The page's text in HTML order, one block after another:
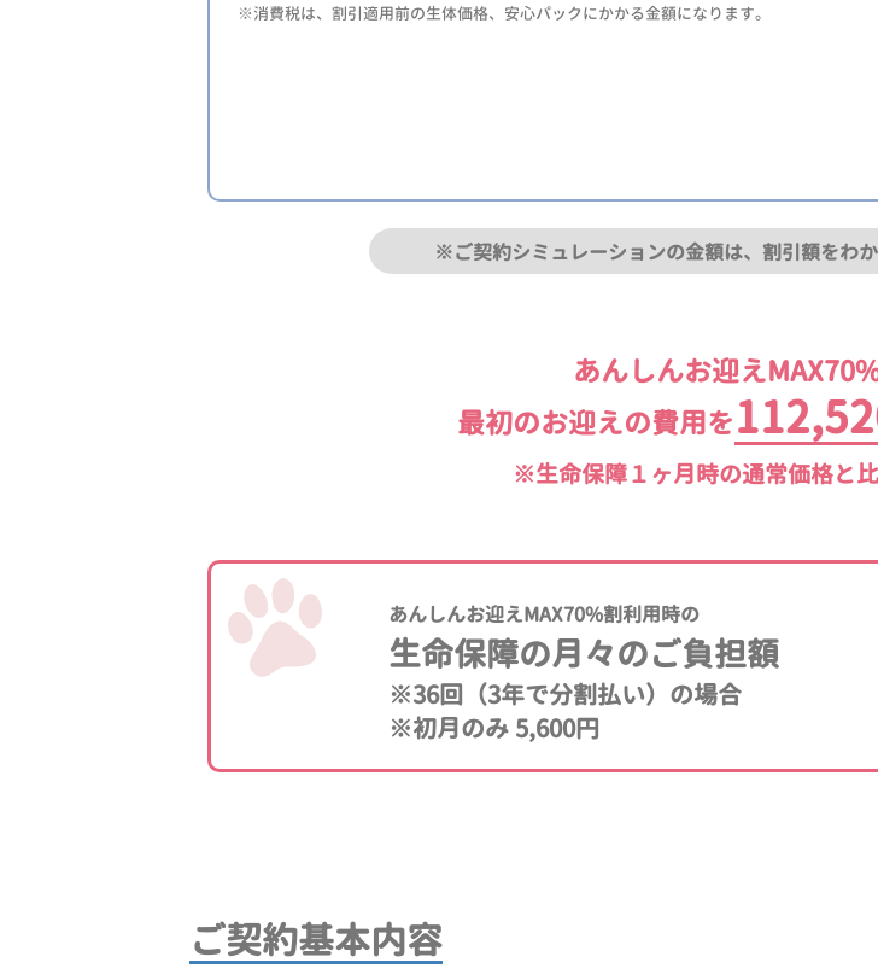
※消費税は、割引適用前の生体価格、安心パックにかかる金額になります。
※ご契約シミュレーションの金額は、割引額をわ
あんしんお迎え
最初のお迎えの費用を
※生命保障１ヶ月時の通常価格と
あんしんお迎えMAX70%割利用時の
生命保障の月々のご負担額
※36回（3年で分割払い）の場合
※初月のみ 5,600円
ご契約基本内容